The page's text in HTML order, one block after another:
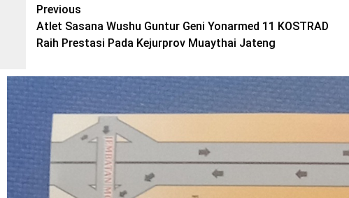
Post
navigation
Previous
Atlet Sasana Wushu Guntur Geni Yonarmed 11 KOSTRAD
Raih Prestasi Pada Kejurprov Muaythai Jateng